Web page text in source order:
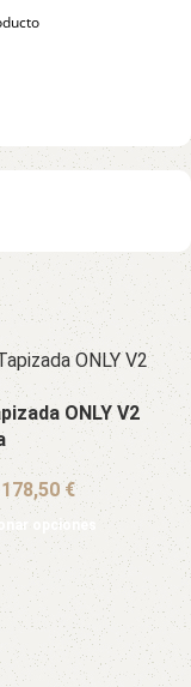
ONLY V2
€
opciones